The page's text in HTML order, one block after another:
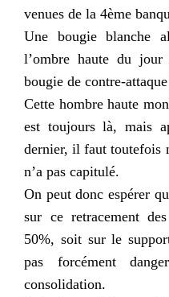
venues de la 4ème
Une bougie blanche
l’ombre haute du jour
bougie de contre-
Cette hombre haute
est toujours là, mais
dernier, il faut toutefois
n’a pas capitulé.
On peut donc espérer
sur ce retracement
50%, soit sur le
pas forcément
consolidation.